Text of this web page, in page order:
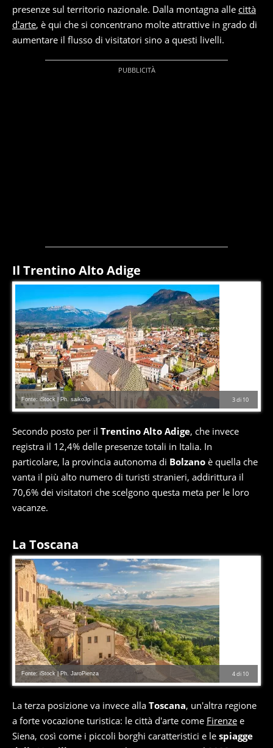
presenze sul territorio nazionale. Dalla montagna alle città
d'arte, è qui che si concentrano molte attrattive in grado di
aumentare il flusso di visitatori sino a questi livelli.
Il Trentino Alto Adige
3di 10
Fonte: iStock | Ph. saiko3p
Secondo posto per il Trentino Alto Adige, che invece
registra il 12,4% delle presenze totali in Italia. In
particolare, la provincia autonoma di Bolzano è quella che
vanta il più alto numero di turisti stranieri, addirittura il
70,6% dei visitatori che scelgono questa meta per le loro
vacanze.
La Toscana
4di 10
Fonte: iStock | Ph. JaroPienza
La terza posizione va invece alla Toscana, un'altra regione
a forte vocazione turistica: le città d'arte come Firenze e
Siena, così come i piccoli borghi caratteristici e le spiagge